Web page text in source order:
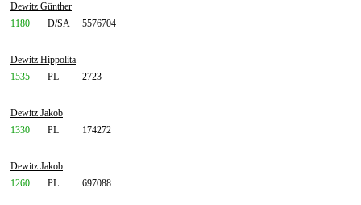
Dewitz Günther
1180
D/SA 5576704
Dewitz Hippolita
1535
PL 2723
Dewitz Jakob
1330
PL 174272
Dewitz Jakob
1260
PL 697088